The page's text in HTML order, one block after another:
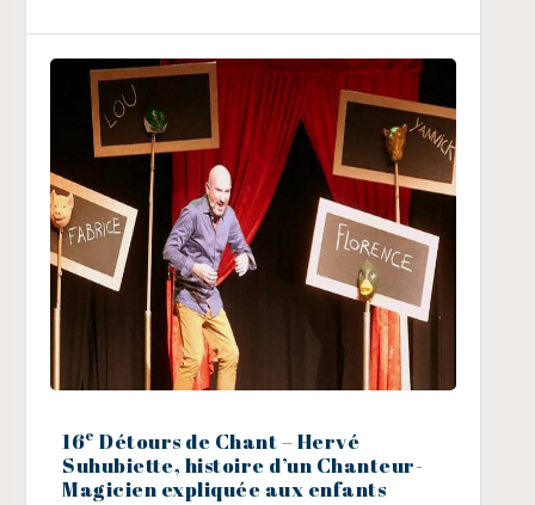
16e Détours de Chant – Hervé
Suhubiette, histoire d’un Chanteur-
Magicien expliquée aux enfants